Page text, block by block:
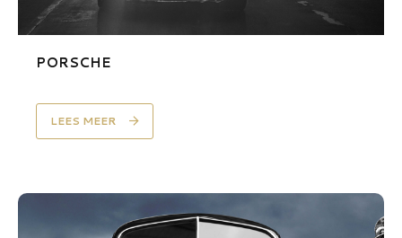
PORSCHE
LEES MEER